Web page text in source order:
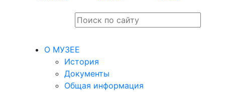
О МУЗЕЕ
История
Документы
Общая информация